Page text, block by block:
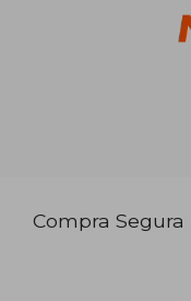
Compra Segura